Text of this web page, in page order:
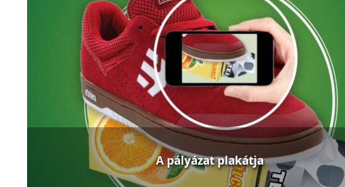
A pályázat plakátja